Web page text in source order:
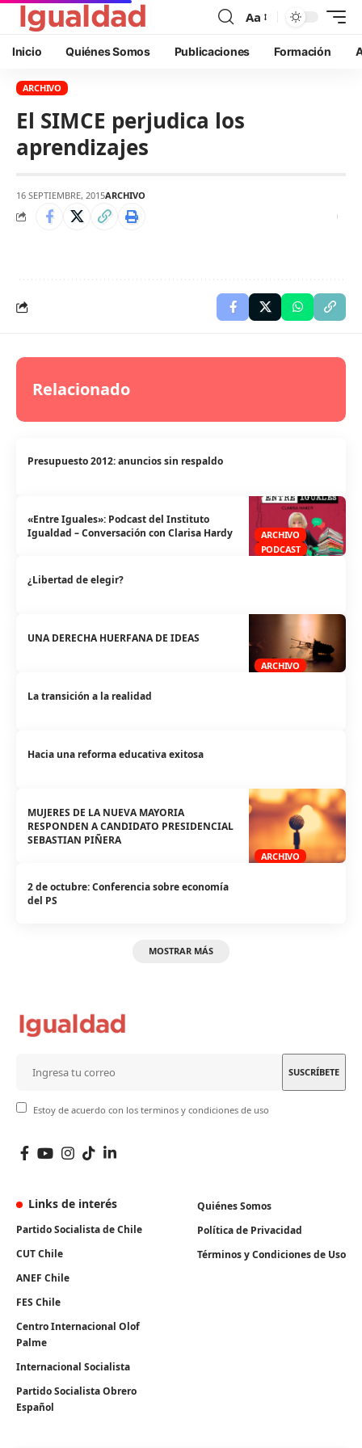
Aa
Inicio Quiénes Somos Publicaciones Formación
ARCHIVO
El SIMCE perjudica los
aprendizajes
16 SEPTIEMBRE, 2015ARCHIVO
Relacionado
Presupuesto 2012: anuncios sin respaldo
ARCHIVO
PODCAST
«Entre Iguales»: Podcast del Instituto
Igualdad – Conversación con Clarisa Hardy
¿Libertad de elegir?
ARCHIVO
UNA DERECHA HUERFANA DE IDEAS
La transición a la realidad
Hacia una reforma educativa exitosa
ARCHIVO
MUJERES DE LA NUEVA MAYORIA
RESPONDEN A CANDIDATO PRESIDENCIAL
SEBASTIAN PIÑERA
2 de octubre: Conferencia sobre economía
del PS
MOSTRAR MÁS
Estoy de acuerdo con los terminos y condiciones de uso
Links de interés
Partido Socialista de Chile
CUT Chile
ANEF Chile
FES Chile
Centro Internacional Olof
Palme
Internacional Socialista
Partido Socialista Obrero
Español
Quiénes Somos
Política de Privacidad
Términos y Condiciones de Uso